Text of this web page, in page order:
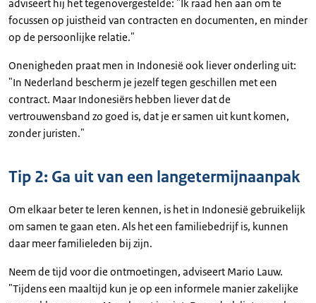
adviseert hij het tegenovergestelde: "Ik raad hen aan om te
focussen op juistheid van contracten en documenten, en minder
op de persoonlijke relatie."
Onenigheden praat men in Indonesië ook liever onderling uit:
"In Nederland bescherm je jezelf tegen geschillen met een
contract. Maar Indonesiërs hebben liever dat de
vertrouwensband zo goed is, dat je er samen uit kunt komen,
zonder juristen."
Tip 2: Ga uit van een langetermijnaanpak
Om elkaar beter te leren kennen, is het in Indonesië gebruikelijk
om samen te gaan eten. Als het een familiebedrijf is, kunnen
daar meer familieleden bij zijn.
Neem de tijd voor die ontmoetingen, adviseert Mario Lauw.
"Tijdens een maaltijd kun je op een informele manier zakelijke